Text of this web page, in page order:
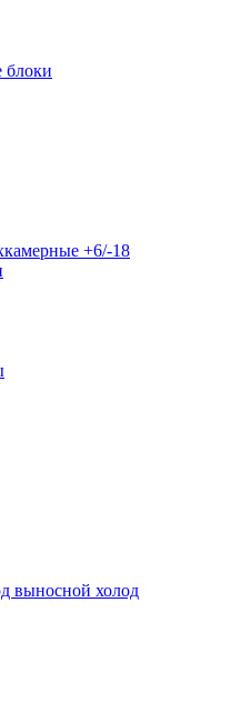
блоки
+6/-18
выносной холод